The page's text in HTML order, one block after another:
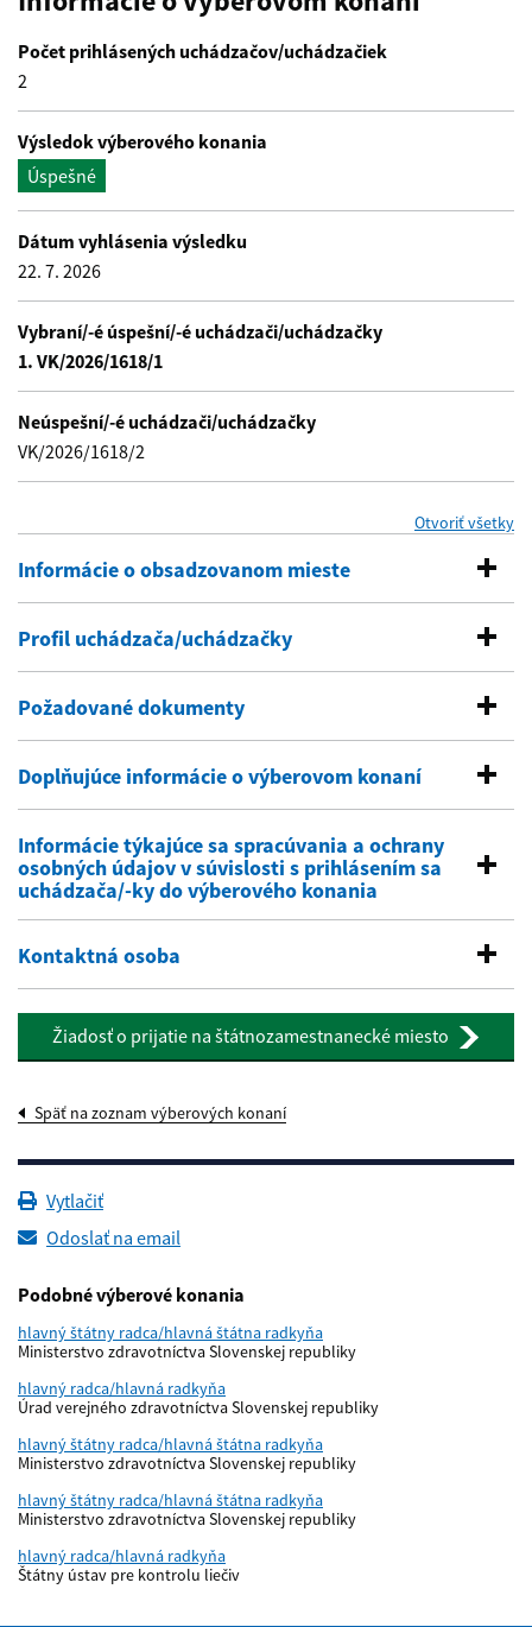
Počet prihlásených uchádzačov/uchádzačiek
2
Výsledok výberového konania
Úspešné
Dátum vyhlásenia výsledku
22. 7. 2026
Vybraní/-é úspešní/-é uchádzači/uchádzačky
1. VK/2026/1618/1
Neúspešní/-é uchádzači/uchádzačky
VK/2026/1618/2
Otvoriť všetky
Informácie o obsadzovanom mieste
Profil uchádzača/uchádzačky
Požadované dokumenty
Doplňujúce informácie o výberovom konaní
Informácie týkajúce sa spracúvania a ochrany
osobných údajov v súvislosti s prihlásením sa
uchádzača/-ky do výberového konania
Kontaktná osoba
Žiadosť o prijatie na štátnozamestnanecké miesto
Späť na zoznam výberových konaní
Vytlačiť
Odoslať na email
Podobné výberové konania
hlavný štátny radca/hlavná štátna radkyňa
Ministerstvo zdravotníctva Slovenskej republiky
hlavný radca/hlavná radkyňa
Úrad verejného zdravotníctva Slovenskej republiky
hlavný štátny radca/hlavná štátna radkyňa
Ministerstvo zdravotníctva Slovenskej republiky
hlavný štátny radca/hlavná štátna radkyňa
Ministerstvo zdravotníctva Slovenskej republiky
hlavný radca/hlavná radkyňa
Štátny ústav pre kontrolu liečiv